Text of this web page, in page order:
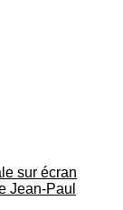
sur écran
Jean-Paul